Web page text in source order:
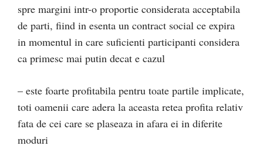
spre margini intr-o proportie considerata acceptabila
de parti, fiind in esenta un contract social ce expira
in momentul in care suficienti participanti considera
ca primesc mai putin decat e cazul
– este foarte profitabila pentru toate partile implicate,
toti oamenii care adera la aceasta retea profita relativ
fata de cei care se plaseaza in afara ei in diferite
moduri